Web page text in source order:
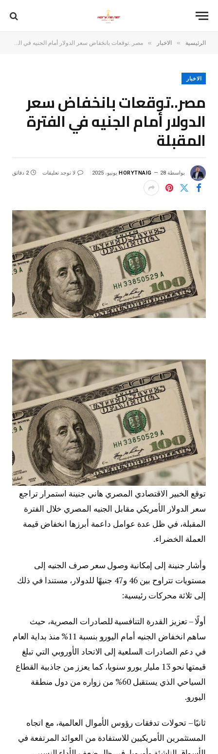
الرئيسية » الاخبار » مصر..توقعات بانخفاض سعر الدولار أمام الجنيه في الفترة المقبلة
الاخبار
مصر..توقعات بانخفاض سعر
الدولار أمام الجنيه في الفترة
المقبلة
بواسطة HORYTNAIG 28 يونيو، 2025 لا توجد تعليقات 2 دقائق
توقع الخبير الاقتصادي المصري هاني جنينة استمرار تراجع
سعر الدولار الأمريكي مقابل الجنيه المصري خلال الفترة
المقبلة، في ظل عدة عوامل داعمة أبرزها انخفاض قيمة
العملة الخضراء.
وأشار جنينة إلى إمكانية وصول سعر صرف الجنيه إلى
مستويات تتراوح بين 46 و47 جنيهًا للدولار، مستندا في ذلك
إلى ثلاثة محركات رئيسية:
أولًا – تعزيز القدرة التنافسية للصادرات المصرية، حيث
ساهم انخفاض الجنيه أمام اليورو بنسبة 11% منذ بداية العام
في دعم الصادرات السلعية إلى الاتحاد الأوروبي التي تبلغ
قيمتها نحو 13 مليار يورو سنويا، كما يعزز من جاذبية القطاع
السياحي الذي يستقبل 60% من زواره من دول منطقة
اليورو.
ثانيًا – تحولات تدفقات رؤوس الأموال العالمية، مع اتجاه
المستثمرين الأمريكيين للاستفادة من العوائد المرتفعة في